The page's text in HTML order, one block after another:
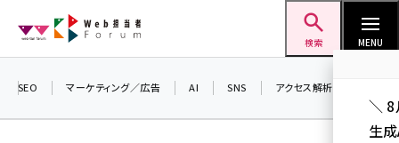
ン
検索 MENU
SEO マーケティング／広告 AI SNS アクセス解析／データ分析
＼ 8
生